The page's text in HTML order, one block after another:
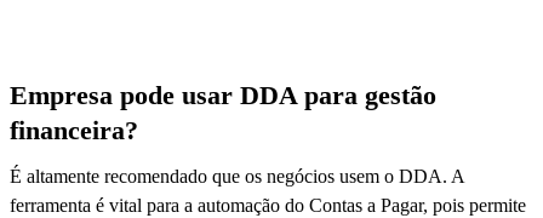
Empresa pode usar DDA para gestão
financeira?
É altamente recomendado que os negócios usem o DDA. A
ferramenta é vital para a automação do Contas a Pagar, pois permite